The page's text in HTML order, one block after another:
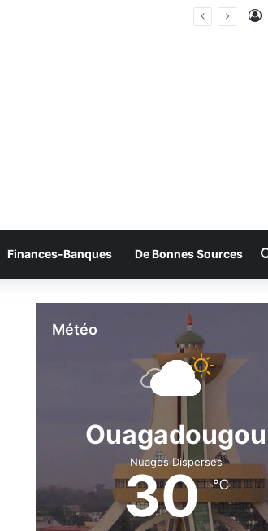
Finances-Banques De Bonnes Sources
Météo
Ouagadougou
Nuages Dispersés
30℃